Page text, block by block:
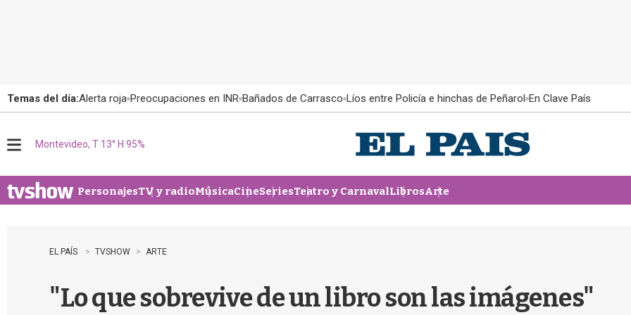
Temas del día:Alerta roja Preocupaciones en INR Bañados de Carrasco Líos entre Policía e hinchas de Peñarol En Clave País
u
Montevideo, T 13° H 95%
PersonajesTV y radioMúsicaCineSeriesTeatro y CarnavalLibrosArte
EL PAÍS TVSHOW ARTE
"Lo que sobrevive de un libro son las imágenes"